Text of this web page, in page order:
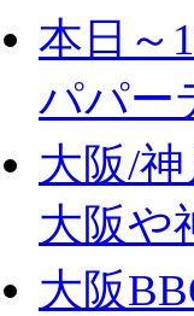
本日～
パパー
大阪/
大阪や
大阪